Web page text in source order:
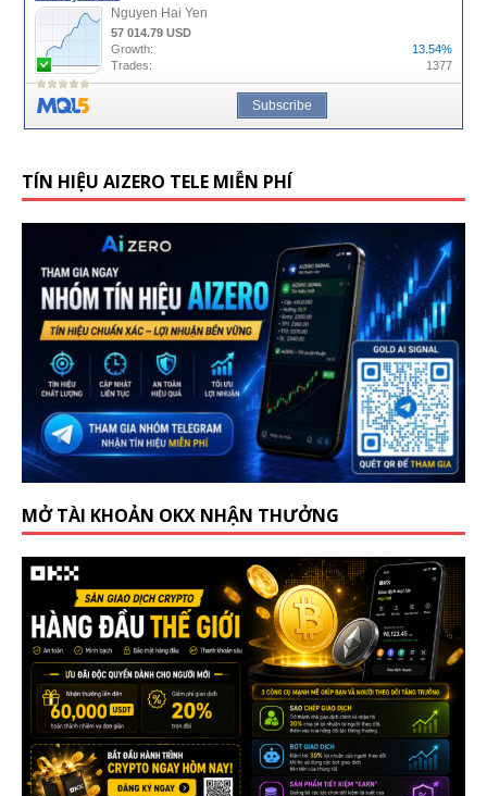
TÍN HIỆU AIZERO TELE MIỄN PHÍ
MỞ TÀI KHOẢN OKX NHẬN THƯỞNG